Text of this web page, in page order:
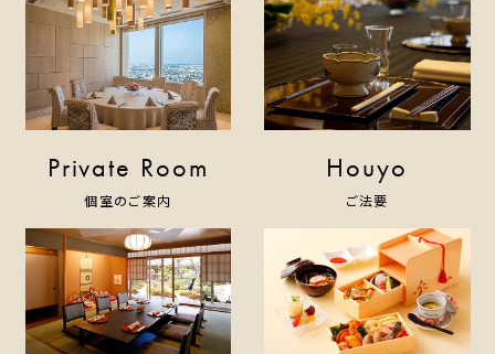
ホテルのコンセプト
宿泊
レストラン＆バー
Private Room
個室のご案内
Houyo
ご法要